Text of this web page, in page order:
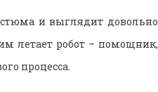
и выглядит довольно
летает робот – помощник,
процесса.